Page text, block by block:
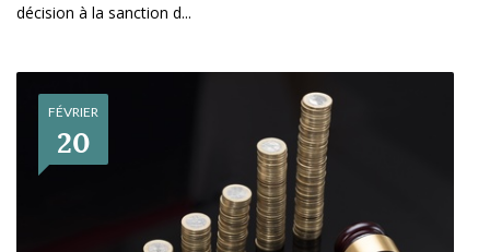
décision à la sanction d...
FÉVRIER
20